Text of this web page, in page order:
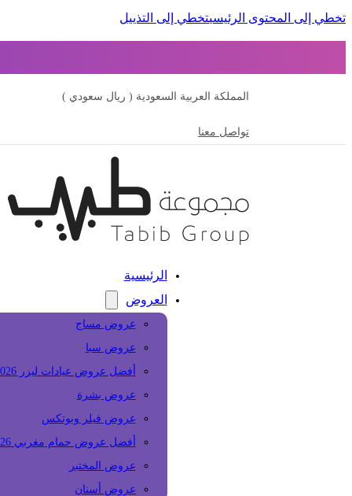
تخطي إلى المحتوى الرئيسيتخطي إلى التذييل
المملكة العربية السعودية ( ريال سعودي )
تواصل معنا
الرئيسية
العروض
عروض مساج
عروض سبا
أفضل عروض عيادات ليزر 2026
عروض بشرة
عروض فيلر وبوتكس
أفضل عروض حمام مغربي 2026
عروض المختبر
عروض أسنان